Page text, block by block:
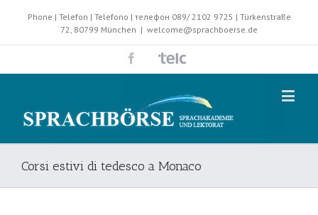
Phone | Telefon | Telefono | телефон 089/ 2102 9725 | Türkenstraße
72, 80799 München | welcome@sprachboerse.de
Corsi estivi di tedesco a Monaco